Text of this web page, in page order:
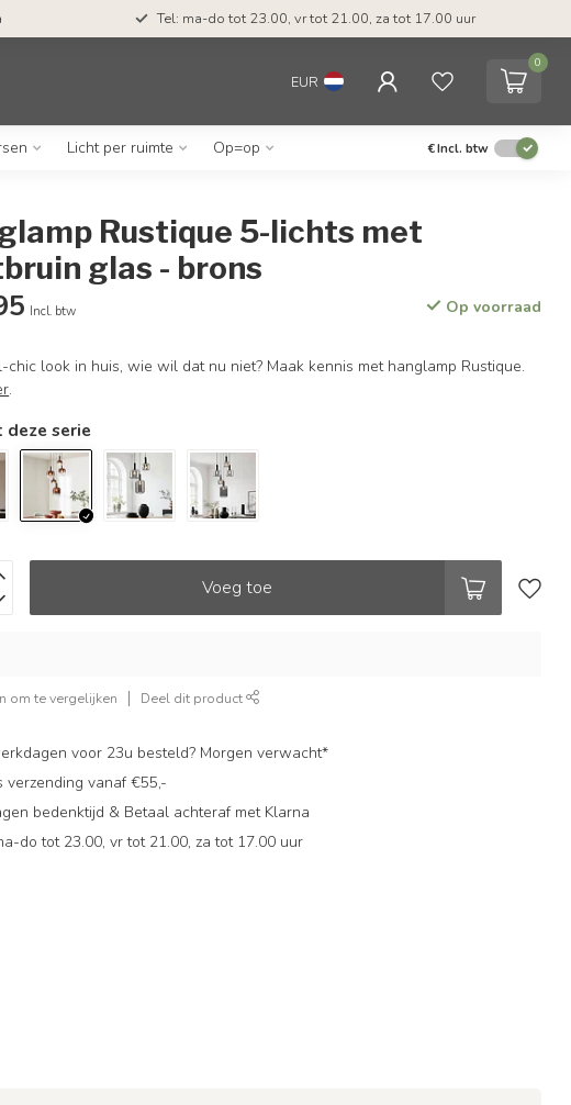
Tel: ma-do tot 23.00, vr tot 21.00, za tot 17.00 uur
EUR
0
Licht per ruimte Op=op €Incl. btw
Rustique 5-lichts met
glas - brons
Incl. btw Op voorraad
chic look in huis, wie wil dat nu niet? Maak kennis met hanglamp Rustique.
.
deze serie
Voeg toe
om te vergelijken Deel dit product
voor 23u besteld? Morgen verwacht*
verzending vanaf €55,-
bedenktijd & Betaal achteraf met Klarna
do tot 23.00, vr tot 21.00, za tot 17.00 uur